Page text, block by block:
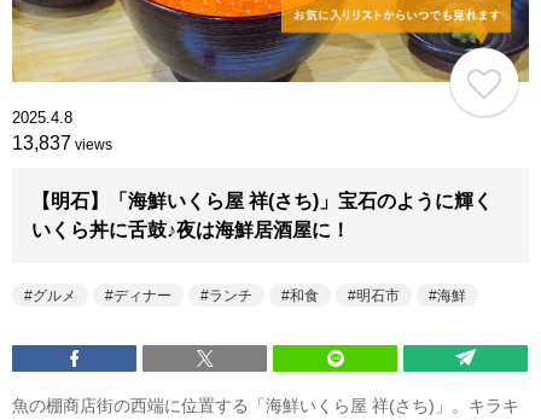
2025.4.8
13,837 views
【明石】「海鮮いくら屋 祥(さち)」宝石のように輝く
いくら丼に舌鼓♪夜は海鮮居酒屋に！
グルメ ディナー ランチ 和食 明石市 海鮮
魚の棚商店街の西端に位置する「海鮮いくら屋 祥(さち)」。キラキ